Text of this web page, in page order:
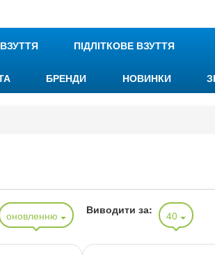
ПІДЛІТКОВЕ ВЗУТТЯ
БРЕНДИ НОВИНКИ
оновленню Виводити за: 40